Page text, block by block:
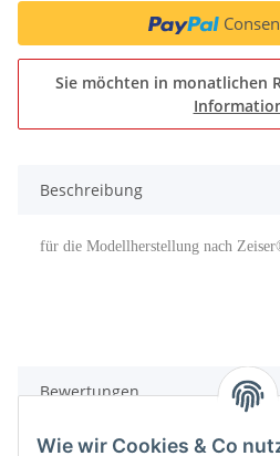
Sie möchten in monatlichen
Beschreibung
für die Modellherstellung nach
Bewertungen
Wie wir Cookies & Co